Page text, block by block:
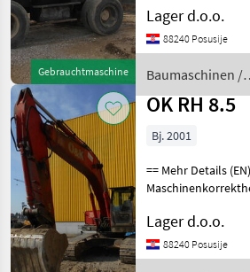
Gebrauchtmaschine
Korrekt
1.000 mm
Baumaschinen
Lager d.o.o.
88240 Posusije
Baumaschinen /
O&K
OK RH 8.5
Bj. 2001
== Mehr Details
Löffelabmessungen:
mm Raupenbreite:
Hammer
Lager d.o.o.
88240 Posusije